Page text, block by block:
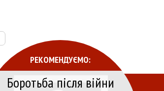
РЕКОМЕНДУЄМО:
Боротьба після війни